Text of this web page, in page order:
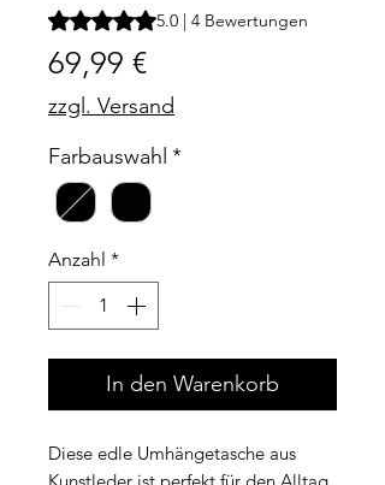
Das Rating beträgt 5.0 von fünf
5.0 | 4 Bewertungen
69,99 €Preis
zzgl. Versand
Farbauswahl *
Anzahl *
In den Warenkorb
Diese edle Umhängetasche aus